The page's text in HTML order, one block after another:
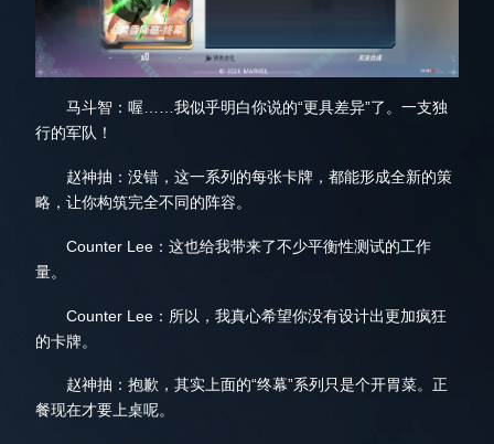
马斗智：喔……我似乎明白你说的“更具差异”了。一支独
行的军队！
赵神抽：没错，这一系列的每张卡牌，都能形成全新的策
略，让你构筑完全不同的阵容。
Counter Lee：这也给我带来了不少平衡性测试的工作
量。
Counter Lee：所以，我真心希望你没有设计出更加疯狂
的卡牌。
赵神抽：抱歉，其实上面的“终幕”系列只是个开胃菜。正
餐现在才要上桌呢。